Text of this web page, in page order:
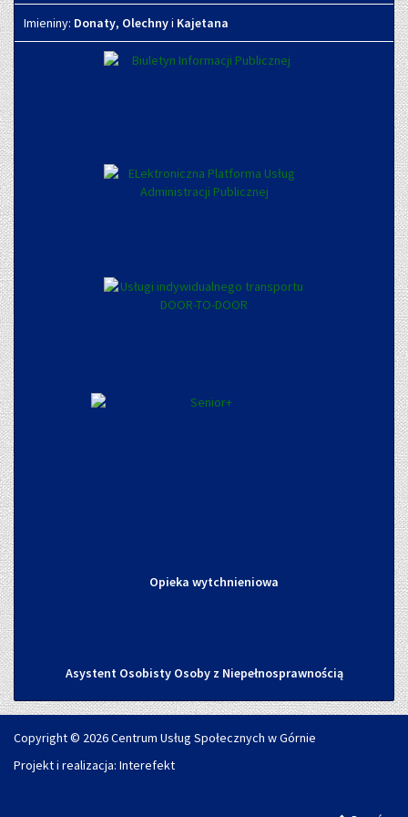
Imieniny
Imieniny: Donaty, Olechnyi Kajetana
Opieka wytchnieniowa
Asystent Osobisty Osoby z Niepełnosprawnością
Copyright © 2026 Centrum Usług Społecznych w Górnie
Projekt i realizacja: Interefekt